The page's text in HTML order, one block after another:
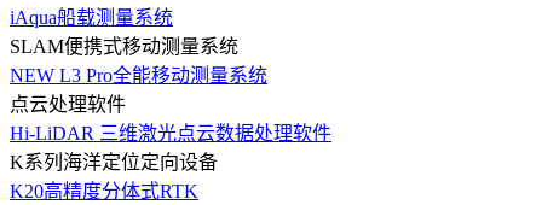
iAqua船载测量系统
SLAM便携式移动测量系统
NEW L3 Pro全能移动测量系统
点云处理软件
Hi-LiDAR 三维激光点云数据处理软件
K系列海洋定位定向设备
K20高精度分体式RTK